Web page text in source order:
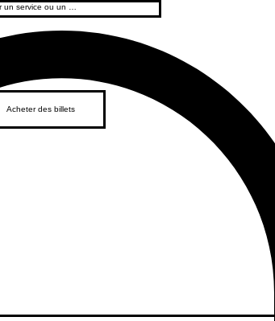
Acheter des billets